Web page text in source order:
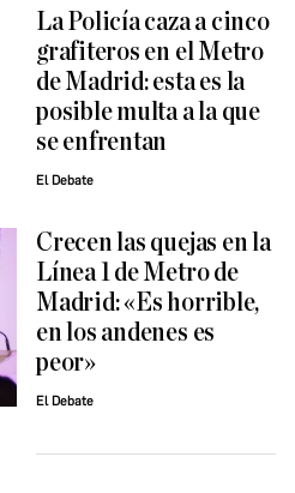
La Policía caza a cinco
grafiteros en el Metro
de Madrid: esta es la
posible multa a la que
se enfrentan
El Debate
Crecen las quejas en la
Línea 1 de Metro de
Madrid: «Es horrible,
en los andenes es
peor»
El Debate